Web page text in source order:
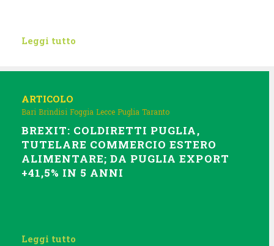
Leggi tutto
ARTICOLO
Bari Brindisi Foggia Lecce Puglia Taranto
BREXIT: COLDIRETTI PUGLIA,
TUTELARE COMMERCIO ESTERO
ALIMENTARE; DA PUGLIA EXPORT
+41,5% IN 5 ANNI
Leggi tutto